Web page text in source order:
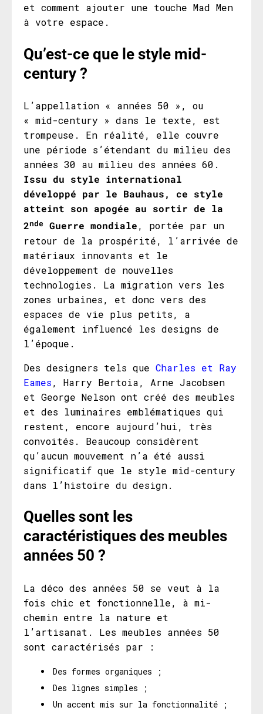
et comment ajouter une touche Mad Men
à votre espace.
Qu’est-ce que le style mid-
century ?
L’appellation « années 50 », ou
« mid-century » dans le texte, est
trompeuse. En réalité, elle couvre
une période s’étendant du milieu des
années 30 au milieu des années 60.
Issu du style international
développé par le Bauhaus, ce style
atteint son apogée au sortir de la
2nde Guerre mondiale, portée par un
retour de la prospérité, l’arrivée de
matériaux innovants et le
développement de nouvelles
technologies. La migration vers les
zones urbaines, et donc vers des
espaces de vie plus petits, a
également influencé les designs de
l’époque.
Des designers tels que Charles et Ray
Eames, Harry Bertoia, Arne Jacobsen
et George Nelson ont créé des meubles
et des luminaires emblématiques qui
restent, encore aujourd’hui, très
convoités. Beaucoup considèrent
qu’aucun mouvement n’a été aussi
significatif que le style mid-century
dans l’histoire du design.
Quelles sont les
caractéristiques des meubles
années 50 ?
La déco des années 50 se veut à la
fois chic et fonctionnelle, à mi-
chemin entre la nature et
l’artisanat. Les meubles années 50
sont caractérisés par :
Des formes organiques ;
Des lignes simples ;
Un accent mis sur la fonctionnalité ;